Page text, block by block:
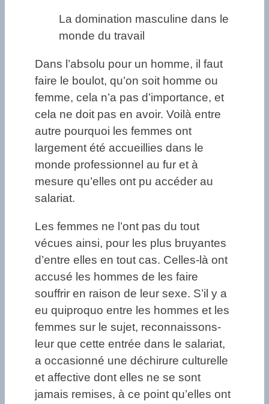
La domination masculine dans le
monde du travail
Dans l’absolu pour un homme, il faut
faire le boulot, qu’on soit homme ou
femme, cela n’a pas d’importance, et
cela ne doit pas en avoir. Voilà entre
autre pourquoi les femmes ont
largement été accueillies dans le
monde professionnel au fur et à
mesure qu’elles ont pu accéder au
salariat.
Les femmes ne l’ont pas du tout
vécues ainsi, pour les plus bruyantes
d’entre elles en tout cas. Celles-là ont
accusé les hommes de les faire
souffrir en raison de leur sexe. S’il y a
eu quiproquo entre les hommes et les
femmes sur le sujet, reconnaissons-
leur que cette entrée dans le salariat,
a occasionné une déchirure culturelle
et affective dont elles ne se sont
jamais remises, à ce point qu’elles ont